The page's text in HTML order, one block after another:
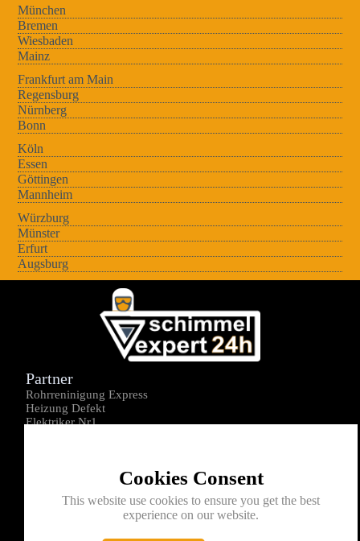
München
Bremen
Wiesbaden
Mainz
Frankfurt am Main
Regensburg
Nürnberg
Bonn
Köln
Essen
Göttingen
Mannheim
Würzburg
Münster
Erfurt
Augsburg
Cookies Consent
This website use cookies to ensure you get the best
experience on our website.
Partner
Rohrreninigung Express
Heizung Defekt
Elektriker Nr1
Kontakt